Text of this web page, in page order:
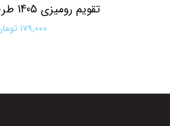
تقویم رومیزی 1405 طرح گل sh-600
۱۷۹,۰۰۰ تومان